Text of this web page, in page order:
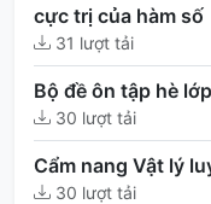
cực trị của hàm số
31 lượt tải
Bộ đề ôn tập hè
30 lượt tải
Cẩm nang Vật lý
30 lượt tải